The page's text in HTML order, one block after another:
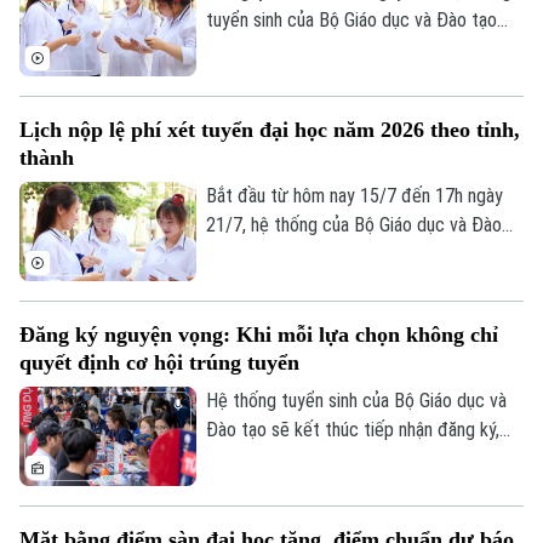
tuyển sinh của Bộ Giáo dục và Đào tạo
Lịch nộp lệ phí xét tuyển đại học năm 2026 theo tỉnh,
thành
Bắt đầu từ hôm nay 15/7 đến 17h ngày
21/7, hệ thống của Bộ Giáo dục và Đào
được chia làm 6 mốc thời gian khác nhau.
Đáng chú ý, các thí sinh tại Hà Nội sẽ nằm
trong nhóm nộp đầu tiên.
Đăng ký nguyện vọng: Khi mỗi lựa chọn không chỉ
quyết định cơ hội trúng tuyển
Hệ thống tuyển sinh của Bộ Giáo dục và
Đào tạo sẽ kết thúc tiếp nhận đăng ký,